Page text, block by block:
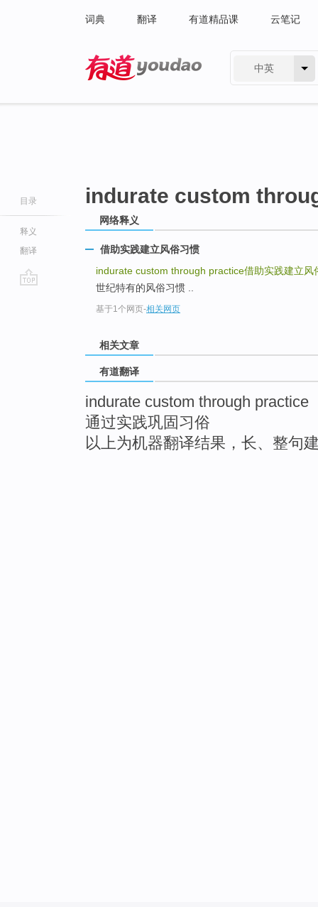
词典 翻译 有道精品课 云笔记
中英
目录
释义
翻译
indurate custom
网络释义
借助实践建立风俗习惯
indurate custom through practice借助实践建立风
世纪特有的风俗习惯 ..
基于1个网页-相关网页
相关文章
有道翻译
indurate custom through practice
通过实践巩固习俗
以上为机器翻译结果，长、整句